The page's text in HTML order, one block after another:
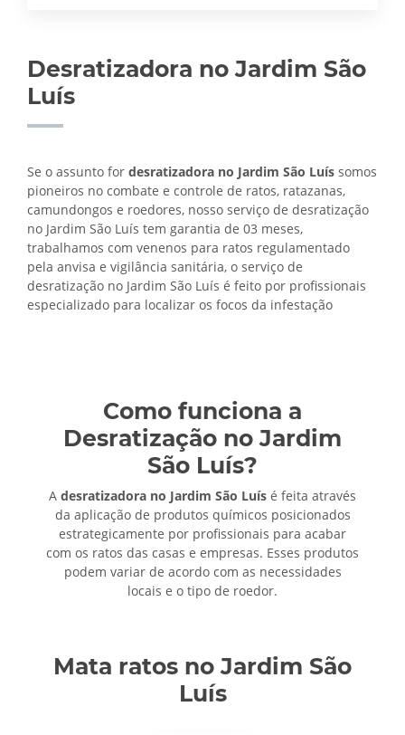
Desratizadora no Jardim São
Luís
Se o assunto for desratizadora no Jardim São Luís somos
pioneiros no combate e controle de ratos, ratazanas,
camundongos e roedores, nosso serviço de desratização
no Jardim São Luís tem garantia de 03 meses,
trabalhamos com venenos para ratos regulamentado
pela anvisa e vigilância sanitária, o serviço de
desratização no Jardim São Luís é feito por profissionais
especializado para localizar os focos da infestação
Como funciona a
Desratização no Jardim
São Luís?
A desratizadora no Jardim São Luís é feita através
da aplicação de produtos químicos posicionados
estrategicamente por profissionais para acabar
com os ratos das casas e empresas. Esses produtos
podem variar de acordo com as necessidades
locais e o tipo de roedor.
Mata ratos no Jardim São
Luís